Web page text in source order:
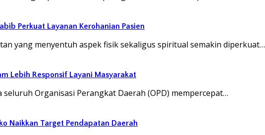
Perkuat Layanan Kerohanian Pasien
yang menyentuh aspek fisik sekaligus spiritual semakin diperkuat…
Lebih Responsif Layani Masyarakat
seluruh Organisasi Perangkat Daerah (OPD) mempercepat…
Naikkan Target Pendapatan Daerah